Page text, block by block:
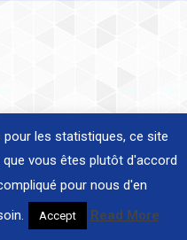
les statistiques, ce site
vous êtes plutôt d'accord
pour nous d'en
Accept Read More